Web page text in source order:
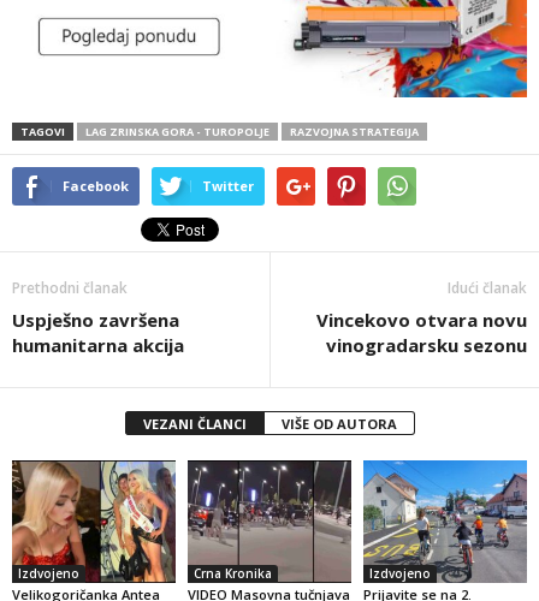
TAGOVI LAG ZRINSKA GORA - TUROPOLJE RAZVOJNA STRATEGIJA
Facebook Twitter
Prethodni članak
Uspješno završena
humanitarna akcija
Idući članak
Vincekovo otvara novu
vinogradarsku sezonu
VEZANI ČLANCI VIŠE OD AUTORA
Izdvojeno
Velikogoričanka Antea
Crna Kronika
VIDEO Masovna tučnjava
Izdvojeno
Prijavite se na 2.